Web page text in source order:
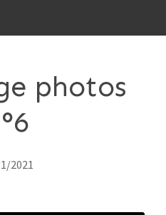
photos
2021